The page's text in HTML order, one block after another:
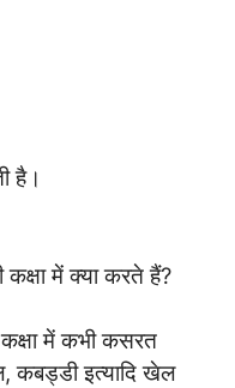
है।
कक्षा में क्या करते हैं?
कक्षा में कभी कसरत
कबड्डी इत्यादि खेल